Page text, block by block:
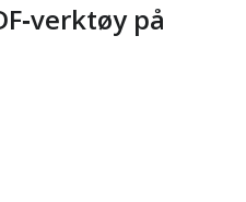
på